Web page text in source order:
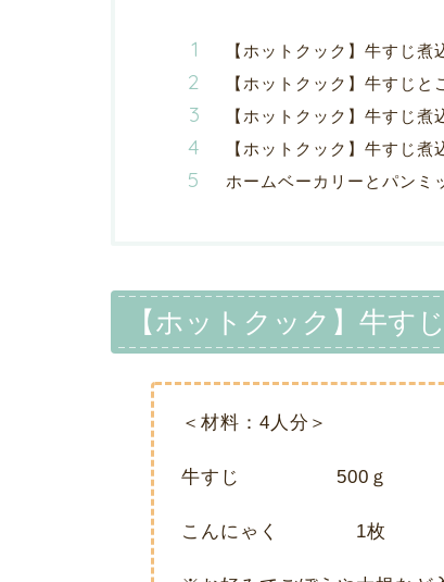
【ホットクック】牛すじ煮
【ホットクック】牛すじと
【ホットクック】牛すじ煮
【ホットクック】牛すじ煮
ホームベーカリーとパンミ
【ホットクック】牛す
＜材料：4人分＞
牛すじ 500ｇ
こんにゃく 1枚